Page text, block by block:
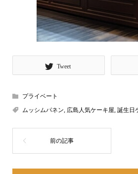
Tweet
プライベート
ムッシムパネン, 広島人気ケーキ屋, 誕生日